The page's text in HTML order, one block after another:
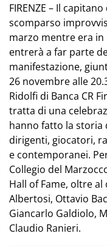
FIRENZE – Il
scomparso
marzo mentre era
entrerà a far parte
manifestazione,
26 novembre alle
Ridolfi di Banca CR
tratta di una
hanno fatto la storia
dirigenti, giocatori,
e contemporanei.
Collegio del
Hall of Fame, oltre
Albertosi, Ottavio
Giancarlo Galdiolo,
Claudio Ranieri.